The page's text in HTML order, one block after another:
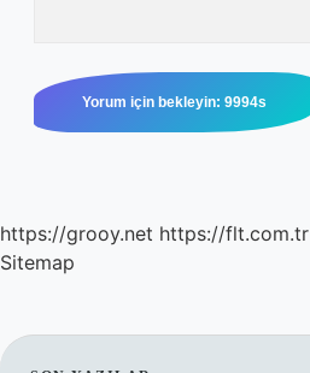
https://grooy.net https://flt.com.tr
Sitemap